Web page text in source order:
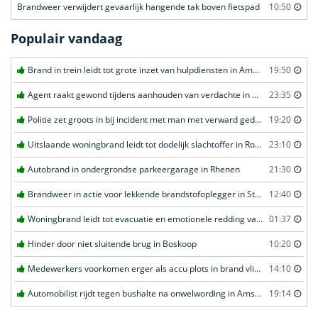
Brandweer verwijdert gevaarlijk hangende tak boven fietspad 10:50
Populair vandaag
Brand in trein leidt tot grote inzet van hulpdiensten in Amersfoort 19:50
Agent raakt gewond tijdens aanhouden van verdachte in Amsterdam 23:35
Politie zet groots in bij incident met man met verward gedrag in Leeuwarden 19:20
Uitslaande woningbrand leidt tot dodelijk slachtoffer in Rotterdam 23:10
Autobrand in ondergrondse parkeergarage in Rhenen 21:30
Brandweer in actie voor lekkende brandstofoplegger in Stroe 12:40
Woningbrand leidt tot evacuatie en emotionele redding van kat in Amsterdam 01:37
Hinder door niet sluitende brug in Boskoop 10:20
Medewerkers voorkomen erger als accu plots in brand vliegt in Amersfoort 14:10
Automobilist rijdt tegen bushalte na onwelwording in Amsterdam 19:14